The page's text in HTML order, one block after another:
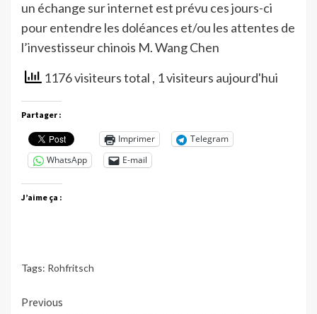
un échange sur internet est prévu ces jours-ci
pour entendre les doléances et/ou les attentes de
l’investisseur chinois M. Wang Chen
1176 visiteurs total , 1 visiteurs aujourd'hui
Partager :
Imprimer
Telegram
WhatsApp
E-mail
J’aime ça :
Tags: Rohfritsch
Continue
Previous